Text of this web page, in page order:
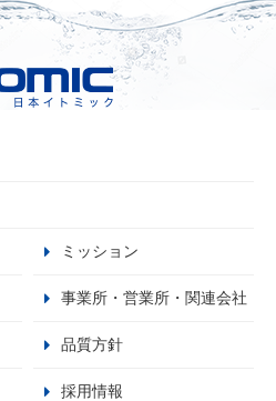
ミッション
事業所・営業所・関連会社
品質方針
採用情報